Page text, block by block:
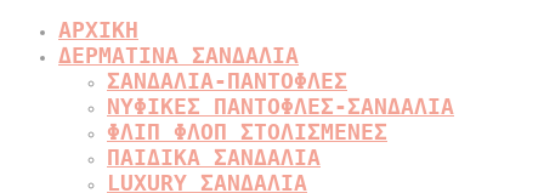
ΑΡΧΙΚΗ
ΔΕΡΜΑΤΙΝΑ ΣΑΝΔΑΛΙΑ
ΣΑΝΔΑΛΙΑ-ΠΑΝΤΟΦΛΕΣ
ΝΥΦΙΚΕΣ ΠΑΝΤΟΦΛΕΣ-ΣΑΝΔΑΛΙΑ
ΦΛΙΠ ΦΛΟΠ ΣΤΟΛΙΣΜΕΝΕΣ
ΠΑΙΔΙΚΑ ΣΑΝΔΑΛΙΑ
LUXURY ΣΑΝΔΑΛΙΑ